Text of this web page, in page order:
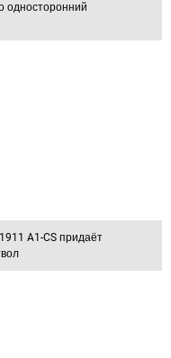
односторонний
A1-CS придаёт